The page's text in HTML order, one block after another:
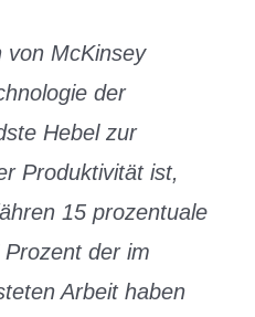
von McKinsey
der
Hebel zur
Produktivität ist,
15 prozentuale
der im
Arbeit haben